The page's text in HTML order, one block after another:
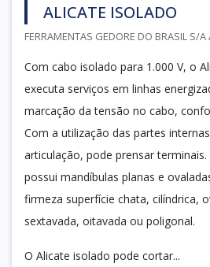
ALICATE ISOLADO
FERRAMENTAS GEDORE DO BRASIL S/
Com cabo isolado para 1.000 V, o
executa serviços em linhas
marcação da tensão no cabo,
Com a utilização das partes
articulação, pode prensar
possui mandíbulas planas e
firmeza superfície chata, cilíndrica,
sextavada, oitavada ou poligonal.
O Alicate isolado pode cortar...